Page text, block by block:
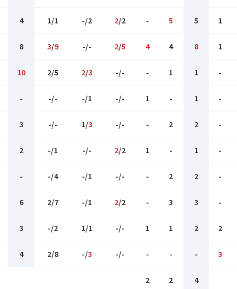
4 1/1 -/2 2/2 - 5 5 1
8 3/9 -/- 2/5 4 4 8 1
10 2/5 2/3 -/- - 1 1 -
- -/- -/1 -/- 1 - 1 -
3 -/- 1/3 -/- - 2 2 -
2 -/1 -/- 2/2 1 - 1 -
- -/4 -/1 -/- - 2 2 -
6 2/7 -/1 2/2 - 3 3 -
3 -/2 1/1 -/- 1 1 2 2
4 2/8 -/3 -/- - - - 3
2 2 4